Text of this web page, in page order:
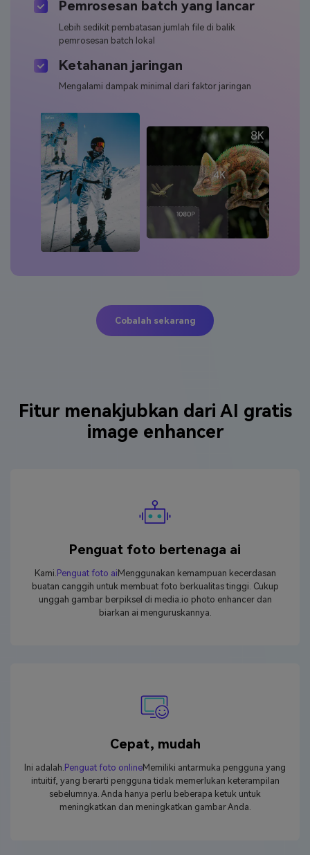
Pemrosesan batch yang lancar
Lebih sedikit pembatasan jumlah file di balik
pemrosesan batch lokal
Ketahanan jaringan
Mengalami dampak minimal dari faktor jaringan
Cobalah sekarang
Fitur menakjubkan dari AI gratis
image enhancer
Penguat foto bertenaga ai
Kami. Penguat foto ai Menggunakan kemampuan kecerdasan
buatan canggih untuk membuat foto berkualitas tinggi. Cukup
unggah gambar berpiksel di media.io photo enhancer dan
biarkan ai menguruskannya.
Cepat, mudah
Ini adalah. Penguat foto onlineMemiliki antarmuka pengguna yang
intuitif, yang berarti pengguna tidak memerlukan keterampilan
sebelumnya. Anda hanya perlu beberapa ketuk untuk
meningkatkan dan meningkatkan gambar Anda.